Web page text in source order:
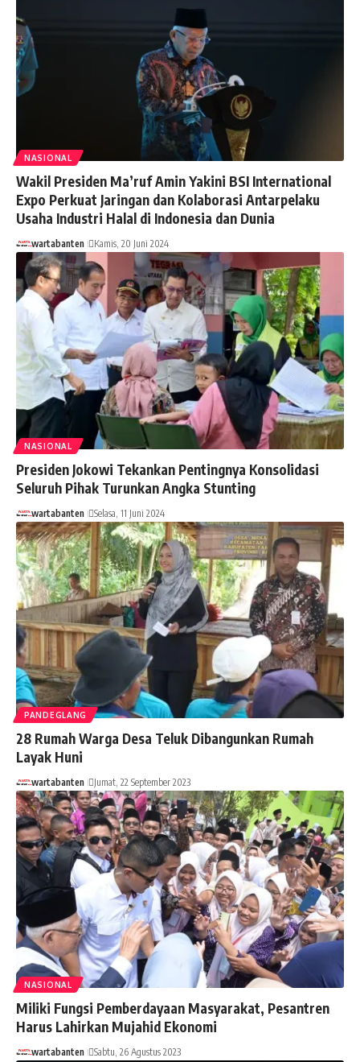
NASIONAL
Wakil Presiden Ma’ruf Amin Yakini BSI International
Expo Perkuat Jaringan dan Kolaborasi Antarpelaku
Usaha Industri Halal di Indonesia dan Dunia
wartabanten Kamis, 20 Juni 2024
NASIONAL
Presiden Jokowi Tekankan Pentingnya Konsolidasi
Seluruh Pihak Turunkan Angka Stunting
wartabanten Selasa, 11 Juni 2024
PANDEGLANG
28 Rumah Warga Desa Teluk Dibangunkan Rumah
Layak Huni
wartabanten Jumat, 22 September 2023
NASIONAL
Miliki Fungsi Pemberdayaan Masyarakat, Pesantren
Harus Lahirkan Mujahid Ekonomi
wartabanten Sabtu, 26 Agustus 2023